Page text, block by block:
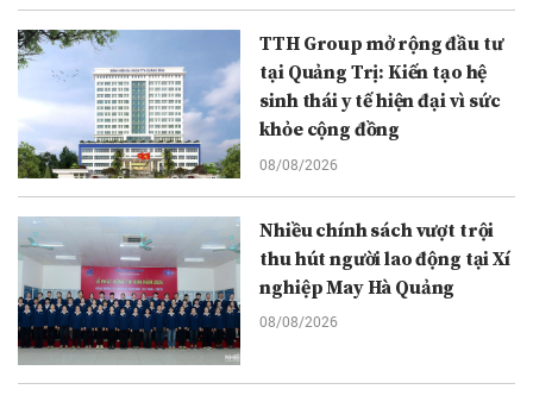
TTH Group mở rộng đầu tư
tại Quảng Trị: Kiến tạo hệ
sinh thái y tế hiện đại vì sức
khỏe cộng đồng
08/08/2026
Nhiều chính sách vượt trội
thu hút người lao động tại Xí
nghiệp May Hà Quảng
08/08/2026